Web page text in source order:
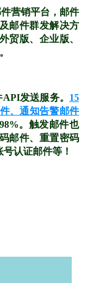
营销平台，邮件
邮件群发解决方
贸版、企业版、
发送服务。 15
、通知告警邮件
。触发邮件也
邮件、重置密码
认证邮件等！